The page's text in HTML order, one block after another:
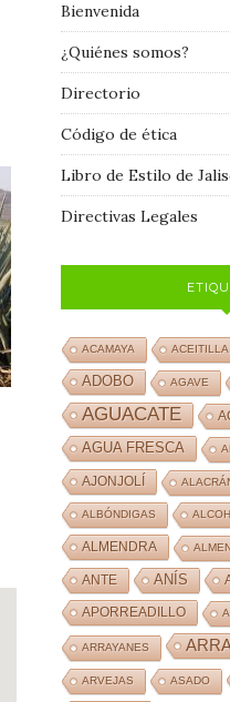
Bienvenida
¿Quiénes somos?
Directorio
Código de ética
Libro de Estilo de
Directivas Legales
ACAMAYA ACEITILLA
ADOBO AGAVE
AGUACATE
AGUA FRESCA
AJONJOLÍ
ALBÓNDIGAS
ALMENDRA
ANTE ANÍS
APORREADILLO
ARRAYANES
ARVEJAS ASADO